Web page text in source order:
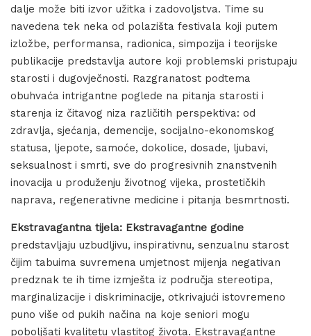
dalje može biti izvor užitka i zadovoljstva. Time su
navedena tek neka od polazišta festivala koji putem
izložbe, performansa, radionica, simpozija i teorijske
publikacije predstavlja autore koji problemski pristupaju
starosti i dugovječnosti. Razgranatost podtema
obuhvaća intrigantne poglede na pitanja starosti i
starenja iz čitavog niza različitih perspektiva: od
zdravlja, sjećanja, demencije, socijalno-ekonomskog
statusa, ljepote, samoće, dokolice, dosade, ljubavi,
seksualnost i smrti, sve do progresivnih znanstvenih
inovacija u produženju životnog vijeka, prostetičkih
naprava, regenerativne medicine i pitanja besmrtnosti.
Ekstravagantna tijela: Ekstravagantne godine
predstavljaju uzbudljivu, inspirativnu, senzualnu starost
čijim tabuima suvremena umjetnost mijenja negativan
predznak te ih time izmješta iz područja stereotipa,
marginalizacije i diskriminacije, otkrivajući istovremeno
puno više od pukih načina na koje seniori mogu
poboljšati kvalitetu vlastitog života. Ekstravagantne